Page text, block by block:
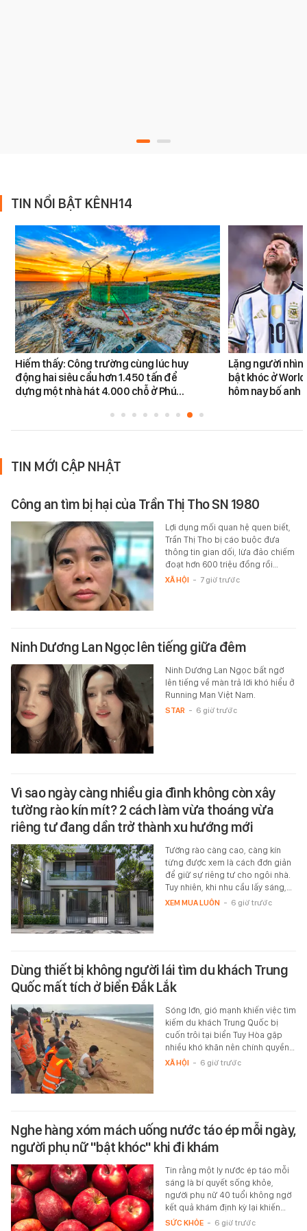
TIN NỔI BẬT KÊNH14
Hiếm thấy: Công trường cùng lúc huy
động hai siêu cẩu hơn 1.450 tấn để
dựng một nhà hát 4.000 chỗ ở Phú…
Lặng người nhìn
bật khóc ở
hôm nay bố anh
TIN MỚI CẬP NHẬT
Công an tìm bị hại của Trần Thị Tho SN 1980
Lợi dụng mối quan hệ quen biết,
Trần Thị Tho bị cáo buộc đưa
thông tin gian dối, lừa đảo chiếm
đoạt hơn 600 triệu đồng rồi…
XÃ HỘI - 7 giờ trước
Ninh Dương Lan Ngọc lên tiếng giữa đêm
Ninh Dương Lan Ngọc bất ngờ
lên tiếng về màn trả lời khó hiểu ở
Running Man Việt Nam.
STAR - 6 giờ trước
Vì sao ngày càng nhiều gia đình không còn xây
tường rào kín mít? 2 cách làm vừa thoáng vừa
riêng tư đang dần trở thành xu hướng mới
Tường rào càng cao, càng kín
từng được xem là cách đơn giản
để giữ sự riêng tư cho ngôi nhà.
Tuy nhiên, khi nhu cầu lấy sáng,…
XEM MUA LUÔN - 6 giờ trước
Dùng thiết bị không người lái tìm du khách Trung
Quốc mất tích ở biển Đắk Lắk
Sóng lớn, gió mạnh khiến việc tìm
kiếm du khách Trung Quốc bị
cuốn trôi tại biển Tuy Hòa gặp
nhiều khó khăn nên chính quyền…
XÃ HỘI - 6 giờ trước
Nghe hàng xóm mách uống nước táo ép mỗi ngày,
người phụ nữ "bật khóc" khi đi khám
Tin rằng một ly nước ép táo mỗi
sáng là bí quyết sống khỏe,
người phụ nữ 40 tuổi không ngờ
kết quả khám định kỳ lại khiến…
SỨC KHỎE - 6 giờ trước